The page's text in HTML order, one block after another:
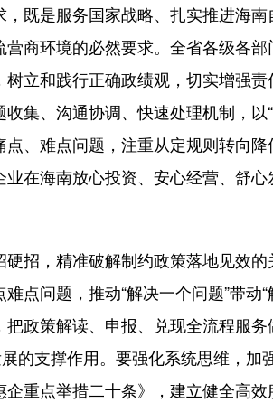
既是服务国家战略、扎实推进海南
商环境的必然要求。全省各级各
立和践行正确政绩观，切实增强责
集、沟通协调、快速处理机制，以
、难点问题，注重从定规则转向
在海南放心投资、安心经营、舒
，精准破解制约政策落地见效的
点问题，推动“解决一个问题”带动
政策解读、申报、兑现全流程服
的支撑作用。要强化系统思维，加
重点举措二十条》，建立健全高效